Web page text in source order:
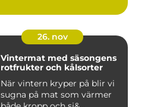
26. nov
Vintermat med säsongens
rotfrukter och kålsorter
När vintern kryper på blir vi
sugna på mat som värmer